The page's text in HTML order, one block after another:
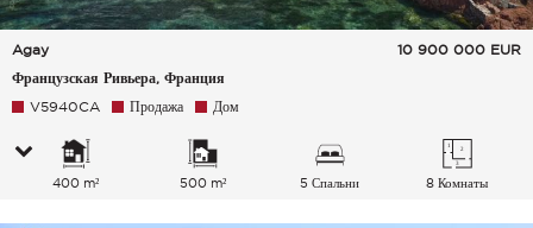
Agay
Французская Ривьера, Франция
10 900 000 EUR
V5940CA Продажа Дом
400 m² 500 m² 5 Спальни 8 Комнаты